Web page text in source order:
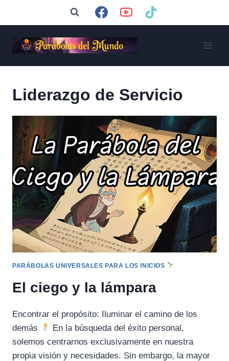
Liderazgo de Servicio
PARÁBOLAS UNIVERSALES PARA LOS INICIOS
El ciego y la lámpara
Encontrar el propósito: Iluminar el camino de los
demás
En la búsqueda del éxito personal,
solemos centrarnos exclusivamente en nuestra
propia visión y necesidades. Sin embargo, la mayor